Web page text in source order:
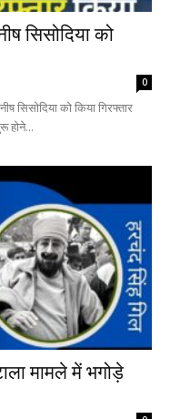
सिसोदिया को
0
सिसोदिया को किया गिरफ्तार
होने...
मामले में भगोड़े